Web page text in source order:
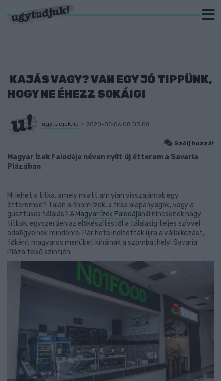
KAJÁS VAGY? VAN EGY JÓ TIPPÜNK,
HOGY NE ÉHEZZ SOKÁIG!
ugytudjuk.hu 2020-07-06 08:03:00
Szólj hozzá!
Magyar Ízek Falodája néven nyílt új étterem a Savaria
Plázában
Mi lehet a titka, amely miatt annyian visszajárnak egy
étterembe? Talán a finom ízek, a friss alapanyagok, vagy a
gusztusos tálalás? A Magyar Ízek Falodájánál nincsenek nagy
titkok, egyszerűen az előkészítéstől a tálalásig teljes szívvel
odafigyelnek mindenre. Pár hete indították újra a vállalkozást,
főként magyaros menüket kínálnak a szombathelyi Savaria
Pláza felső szintjén.